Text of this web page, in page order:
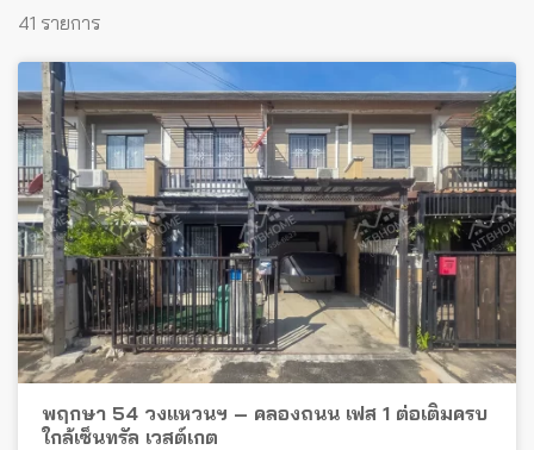
41 รายการ
พฤกษา 54 วงแหวนฯ – คลองถนน เฟส 1 ต่อเติมครบ
ใกล้เซ็นทรัล เวสต์เกต